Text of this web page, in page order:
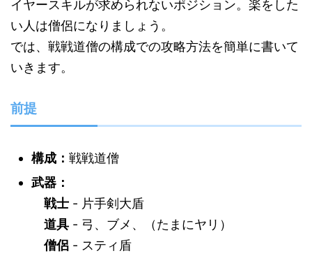
イヤースキルが求められないポジション。楽をした
い人は僧侶になりましょう。
では、戦戦道僧の構成での攻略方法を簡単に書いて
いきます。
前提
構成： 戦戦道僧
武器：
戦士 - 片手剣大盾
道具 - 弓、ブメ、（たまにヤリ）
僧侶 - スティ盾